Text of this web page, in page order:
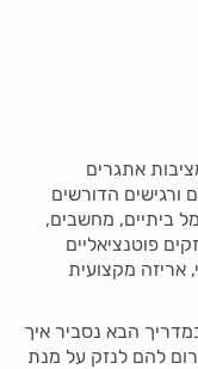
אתגרים
ורגישים הדורשים
ביתיים, מחשבים,
פוטנציאליים
אריזה מקצועית
הבא נסביר איך
להם לנזק על מנת